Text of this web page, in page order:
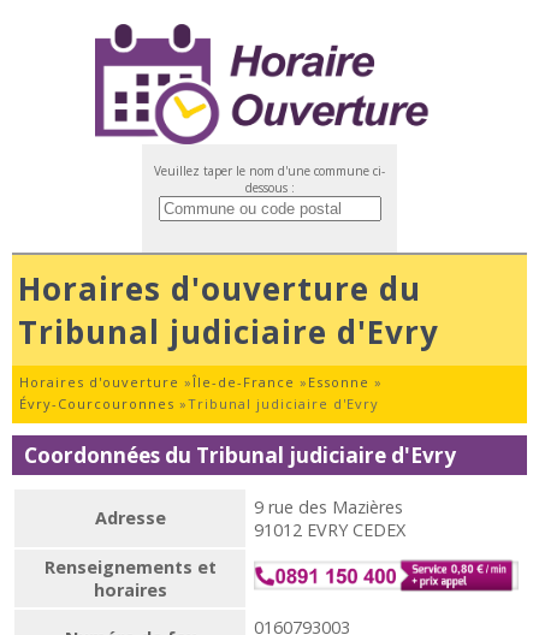
Veuillez taper le nom d'une commune ci-
dessous :
Horaires d'ouverture du
Tribunal judiciaire d'Evry
Horaires d'ouverture »Île-de-France » Essonne »
Évry-Courcouronnes »Tribunal judiciaire d'Evry
Coordonnées du Tribunal judiciaire d'Evry
Adresse
9 rue des Mazières
91012 EVRY CEDEX
Renseignements et
horaires
0160793003